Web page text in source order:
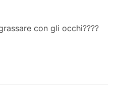
con gli occhi????